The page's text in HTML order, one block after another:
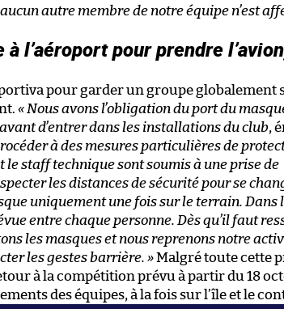
autre membre de notre équipe n’est
l’aéroport pour prendre
pour garder un groupe globalement
« Nous avons l’obligation du port du
d’entrer dans les installations du club,
à des mesures particulières de
staff technique sont soumis à une prise de
les distances de sécurité pour se
uniquement une fois sur le terrain. Dans
entre chaque personne. Dès qu’il faut
les masques et nous reprenons notre
les gestes barrière. »Malgré toute cette
à la compétition prévu à partir du 18
des équipes, à la fois sur l’île et le